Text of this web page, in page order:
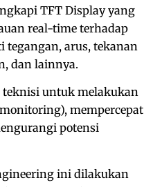
TFT Display yang
real-time terhadap
tegangan, arus, tekanan
dan lainnya.
untuk melakukan
mempercepat
potensi
ini dilakukan